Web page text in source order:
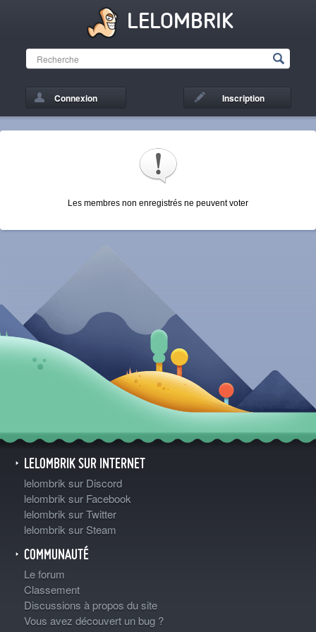
LELOMBRIK
Connexion Inscription
Les membres non enregistrés ne peuvent voter
LELOMBRIK SUR INTERNET
lelombrik sur Discord
lelombrik sur Facebook
lelombrik sur Twitter
lelombrik sur Steam
COMMUNAUTÉ
Le forum
Classement
Discussions à propos du site
Vous avez découvert un bug ?